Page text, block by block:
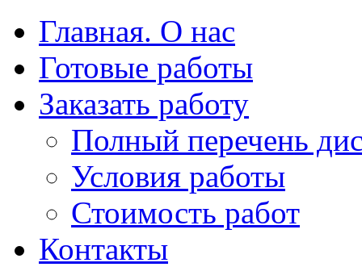
Главная. О нас
Готовые работы
Заказать работу
Полный перечень
Условия работы
Стоимость работ
Контакты